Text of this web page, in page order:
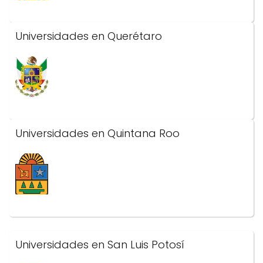
Universidades en Querétaro
Universidades en Quintana Roo
Universidades en San Luis Potosí